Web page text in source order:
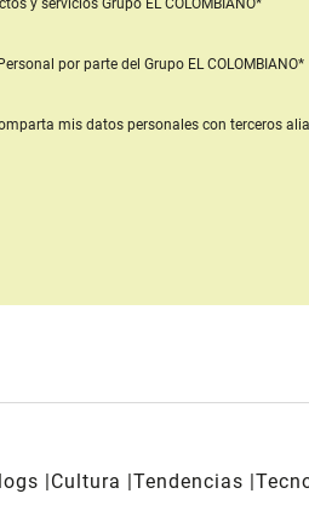
y servicios Grupo EL COLOMBIANO*
por parte del Grupo EL COLOMBIANO*
mis datos personales con terceros
Cultura Tendencias